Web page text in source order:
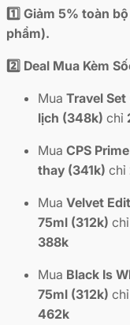
1️⃣ Giảm 5% toàn
phẩm).
2️⃣ Deal Mua Kèm
Mua Travel
lịch (348k) chỉ
Mua CPS
thay (341k) chỉ
Mua Velvet
75ml (312k) chỉ
388k
Mua Black Is
75ml (312k) chỉ
462k